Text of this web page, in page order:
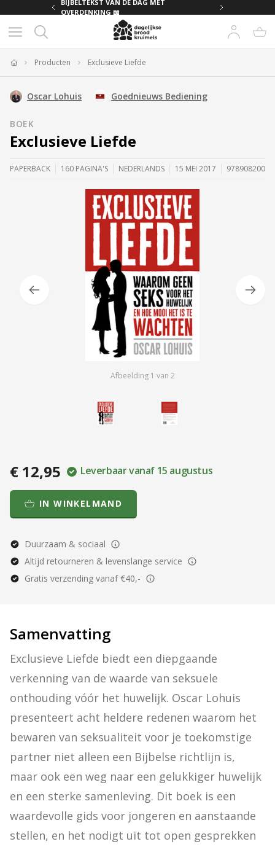
BIJBELTEKST VAN DE DAG MET
OVERDENKING 📖
Producten Exclusieve Liefde
Oscar Lohuis Goednieuws Bediening
BOEK
Exclusieve Liefde
PAPERBACK 160 PAGINA'S NEDERLANDS 15 MEI 2017
Afbeelding 1 van 2
€ 12,95 Leverbaar vanaf 15 augustus
IN WINKELMAND
Duurzaam & sociaal
Altijd retourneren & levenslange service
Gratis verzending vanaf €40,-
Samenvatting
Exclusieve Liefde biedt een diepgaande
verkenning van de waarde van seksuele
onthouding vóór het huwelijk. Oscar Lohuis
presenteert acht heldere redenen waarom het
bewaren van seksualiteit voor je toekomstige
partner niet alleen een Bijbelse richtlijn is,
maar ook een weg naar een gelukkiger huwelijk
en een sterke samenleving. Dit boek is een
waardevolle gids voor jongeren en aanstaande
stellen, en het nodigt uit tot open gesprekken